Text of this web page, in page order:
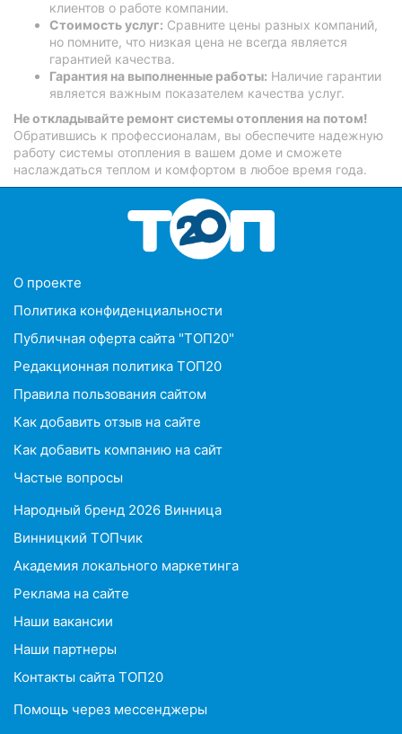
клиентов о работе компании.
Стоимость услуг: Сравните цены разных компаний,
но помните, что низкая цена не всегда является
гарантией качества.
Гарантия на выполненные работы: Наличие гарантии
является важным показателем качества услуг.
Не откладывайте ремонт системы отопления на потом!
Обратившись к профессионалам, вы обеспечите надежную
работу системы отопления в вашем доме и сможете
наслаждаться теплом и комфортом в любое время года.
O проекте
Политика конфиденциальности
Публичная оферта сайта "ТОП20"
Редакционная политика ТОП20
Правила пользования сайтом
Как добавить отзыв на сайте
Как добавить компанию на сайт
Частые вопросы
Народный бренд 2026 Винница
Винницкий ТОПчик
Академия локального маркетинга
Реклама на сайте
Наши вакансии
Наши партнеры
Контакты сайта ТОП20
Помощь через мессенджеры